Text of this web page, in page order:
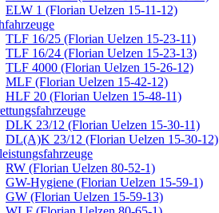
ELW 1 (Florian Uelzen 15-11-12)
TLF 16/25 (Florian Uelzen 15-23-11)
TLF 16/24 (Florian Uelzen 15-23-13)
TLF 4000 (Florian Uelzen 15-26-12)
MLF (Florian Uelzen 15-42-12)
HLF 20 (Florian Uelzen 15-48-11)
DLK 23/12 (Florian Uelzen 15-30-11)
DL(A)K 23/12 (Florian Uelzen 15-30-12)
RW (Florian Uelzen 80-52-1)
GW-Hygiene (Florian Uelzen 15-59-1)
GW (Florian Uelzen 15-59-13)